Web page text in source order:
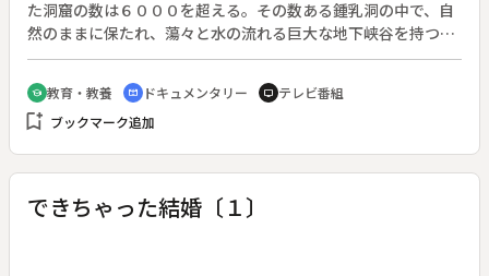
た洞窟の数は６０００を超える。その数ある鍾乳洞の中で、自
然のままに保たれ、蕩々と水の流れる巨大な地下峡谷を持つシ
ュコツィアン洞窟群は、１９８６年に世界遺産に登録された。
スロヴェニア南西部のクラス地方は、カルストという言葉の語
源となった広大な石灰岩台地。この白い大地の下には、水の浸
食と化学変化で作られた、広大な地底世界が広がっている。観
格的な照明機材を入れて撮影。普段見ることの出来ない細部ま
で浮かび上がらせた貴重な映像で、シュコツィアン洞窟群を紹
介する。
school 教育・教養 cinematic_blur ドキュメンタリー tv テレビ番組
bookmark_add ブックマーク追加
できちゃった結婚〔１〕